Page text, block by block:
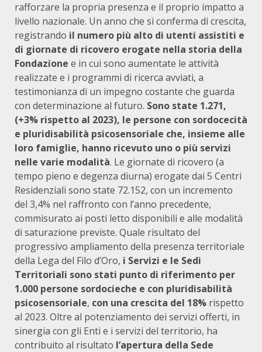
rafforzare la propria presenza e il proprio impatto a
livello nazionale. Un anno che si conferma di crescita,
registrando il numero più alto di utenti assistiti e
di giornate di ricovero erogate nella storia della
Fondazione e in cui sono aumentate le attività
realizzate e i programmi di ricerca avviati, a
testimonianza di un impegno costante che guarda
con determinazione al futuro. Sono state 1.271,
(+3% rispetto al 2023), le persone con sordocecità
e pluridisabilità psicosensoriale che, insieme alle
loro famiglie, hanno ricevuto uno o più servizi
nelle varie modalità. Le giornate di ricovero (a
tempo pieno e degenza diurna) erogate dai 5 Centri
Residenziali sono state 72.152, con un incremento
del 3,4% nel raffronto con l’anno precedente,
commisurato ai posti letto disponibili e alle modalità
di saturazione previste. Quale risultato del
progressivo ampliamento della presenza territoriale
della Lega del Filo d’Oro, i Servizi e le Sedi
Territoriali sono stati punto di riferimento per
1.000 persone sordocieche e con pluridisabilità
psicosensoriale, con una crescita del 18% rispetto
al 2023. Oltre al potenziamento dei servizi offerti, in
sinergia con gli Enti e i servizi del territorio, ha
contribuito al risultato l’apertura della Sede